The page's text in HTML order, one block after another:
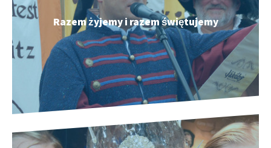
Razem żyjemy i razem świętujemy